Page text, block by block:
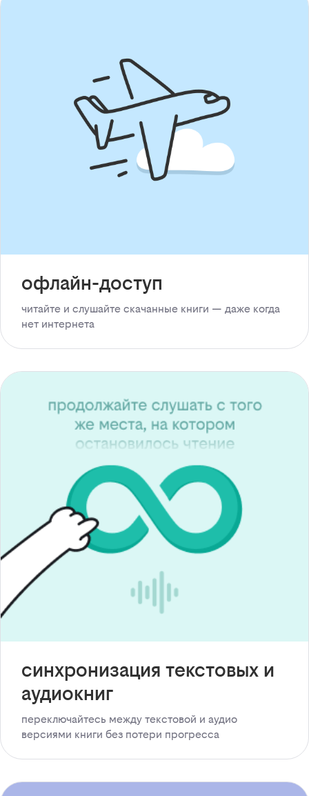
офлайн-доступ
читайте и слушайте скачанные книги — даже когда
нет интернета
синхронизация текстовых и
аудиокниг
переключайтесь между текстовой и аудио
версиями книги без потери прогресса